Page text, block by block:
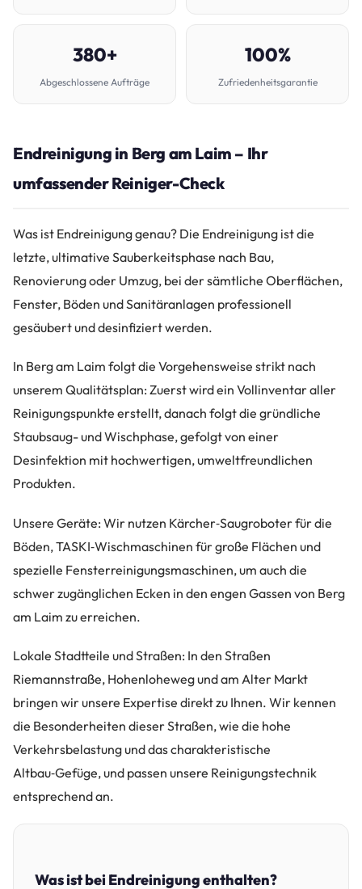
380+
Abgeschlossene Aufträge
100%
Zufriedenheitsgarantie
Endreinigung in Berg am Laim – Ihr
umfassender Reiniger-Check
Was ist Endreinigung genau? Die Endreinigung ist die
letzte, ultimative Sauberkeitsphase nach Bau,
Renovierung oder Umzug, bei der sämtliche Oberflächen,
Fenster, Böden und Sanitäranlagen professionell
gesäubert und desinfiziert werden.
In Berg am Laim folgt die Vorgehensweise strikt nach
unserem Qualitätsplan: Zuerst wird ein Vollinventar aller
Reinigungspunkte erstellt, danach folgt die gründliche
Staubsaug- und Wischphase, gefolgt von einer
Desinfektion mit hochwertigen, umweltfreundlichen
Produkten.
Unsere Geräte: Wir nutzen Kärcher‑Saugroboter für die
Böden, TASKI‑Wischmaschinen für große Flächen und
spezielle Fensterreinigungsmaschinen, um auch die
schwer zugänglichen Ecken in den engen Gassen von Berg
am Laim zu erreichen.
Lokale Stadtteile und Straßen: In den Straßen
Riemannstraße, Hohenloheweg und am Alter Markt
bringen wir unsere Expertise direkt zu Ihnen. Wir kennen
die Besonderheiten dieser Straßen, wie die hohe
Verkehrsbelastung und das charakteristische
Altbau‑Gefüge, und passen unsere Reinigungstechnik
entsprechend an.
Was ist bei Endreinigung enthalten?